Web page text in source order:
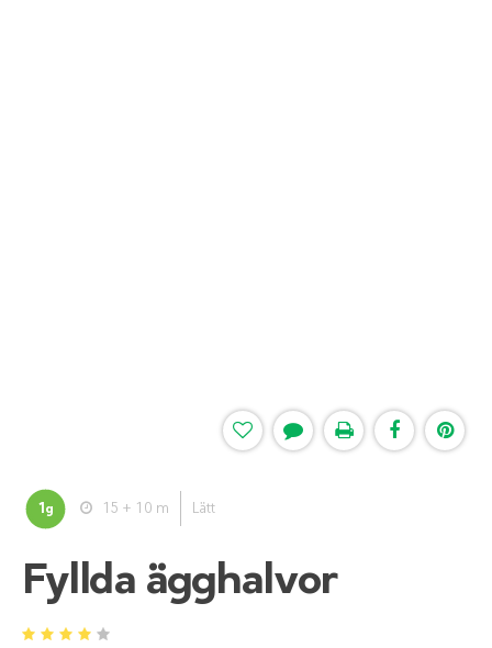
1g 15 + 10 m Lätt
Fyllda ägghalvor
1 2 3 4 5